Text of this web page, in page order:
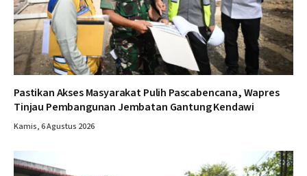
Pastikan Akses Masyarakat Pulih Pascabencana, Wapres
Tinjau Pembangunan Jembatan Gantung Kendawi
Kamis, 6 Agustus 2026